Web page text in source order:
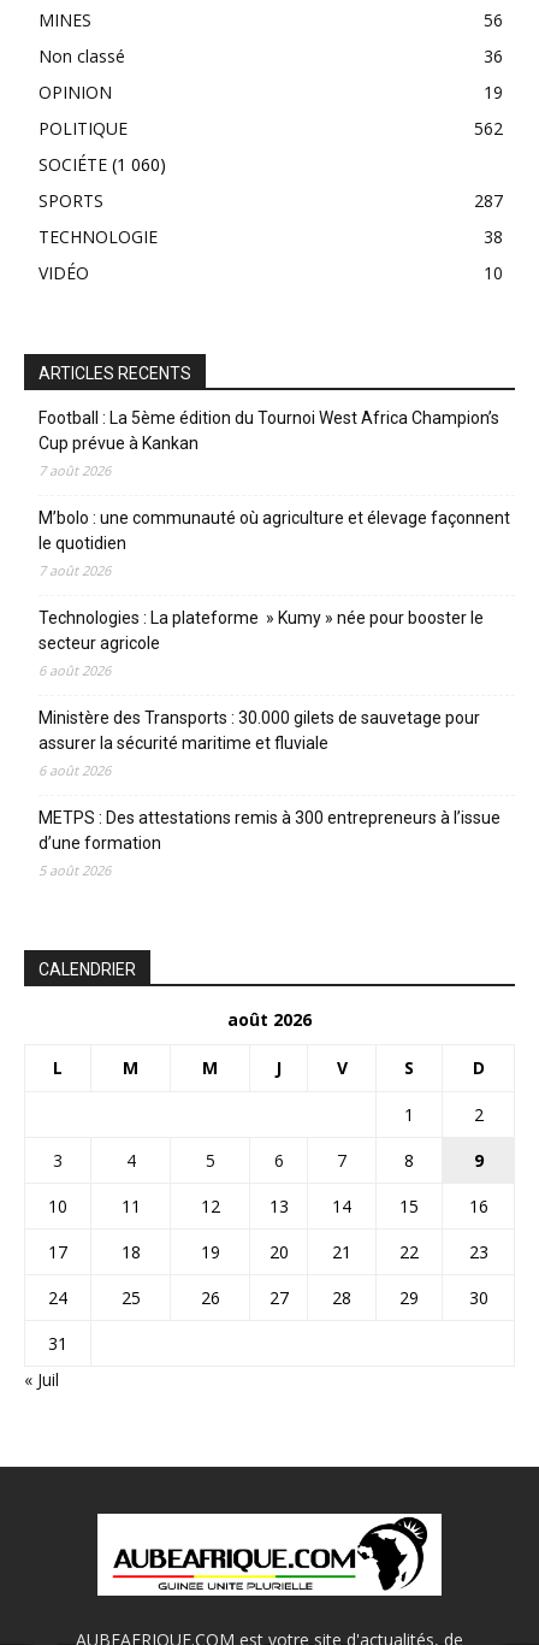
MINES
56
Non classé
36
OPINION
19
POLITIQUE
562
SOCIÉTE (1 060)
SPORTS
287
TECHNOLOGIE
38
VIDÉO
10
ARTICLES RECENTS
Football : La 5ème édition du Tournoi West Africa Champion’s
Cup prévue à Kankan
7 août 2026
M’bolo : une communauté où agriculture et élevage façonnent
le quotidien
7 août 2026
Technologies : La plateforme » Kumy » née pour booster le
secteur agricole
6 août 2026
Ministère des Transports : 30.000 gilets de sauvetage pour
assurer la sécurité maritime et fluviale
6 août 2026
METPS : Des attestations remis à 300 entrepreneurs à l’issue
d’une formation
5 août 2026
CALENDRIER
août 2026
L M M J V S D
1
2
3
4 5 6 7 8
9
10
11 12 13 14 15
16
17
18 19 20 21 22
23
24
25 26 27 28 29
30
31
« Juil
AUBEAFRIQUE.COM est votre site d'actualités, de